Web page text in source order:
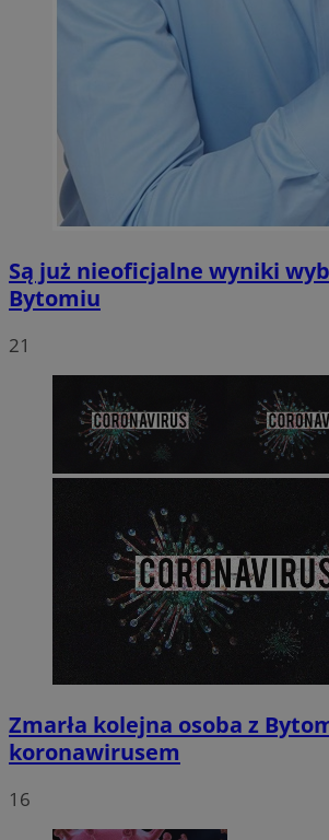
Są już nieoficjalne wyniki
Bytomiu
21
Zmarła kolejna osoba z
koronawirusem
16